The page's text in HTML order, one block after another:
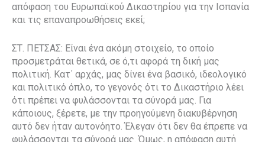
απόφαση του Ευρωπαϊκού Δικαστηρίου για την Ισπανία
και τις επαναπροωθήσεις εκεί;
ΣΤ. ΠΕΤΣΑΣ: Είναι ένα ακόμη στοιχείο, το οποίο
προσμετράται θετικά, σε ό,τι αφορά τη δική μας
πολιτική. Κατ΄ αρχάς, μας δίνει ένα βασικό, ιδεολογικό
και πολιτικό όπλο, το γεγονός ότι το Δικαστήριο λέει
ότι πρέπει να φυλάσσονται τα σύνορά μας. Για
κάποιους, ξέρετε, με την προηγούμενη διακυβέρνηση
αυτό δεν ήταν αυτονόητο. Έλεγαν ότι δεν θα έπρεπε να
φυλάσσονται τα σύνορά μας. Όμως, η απόφαση αυτή